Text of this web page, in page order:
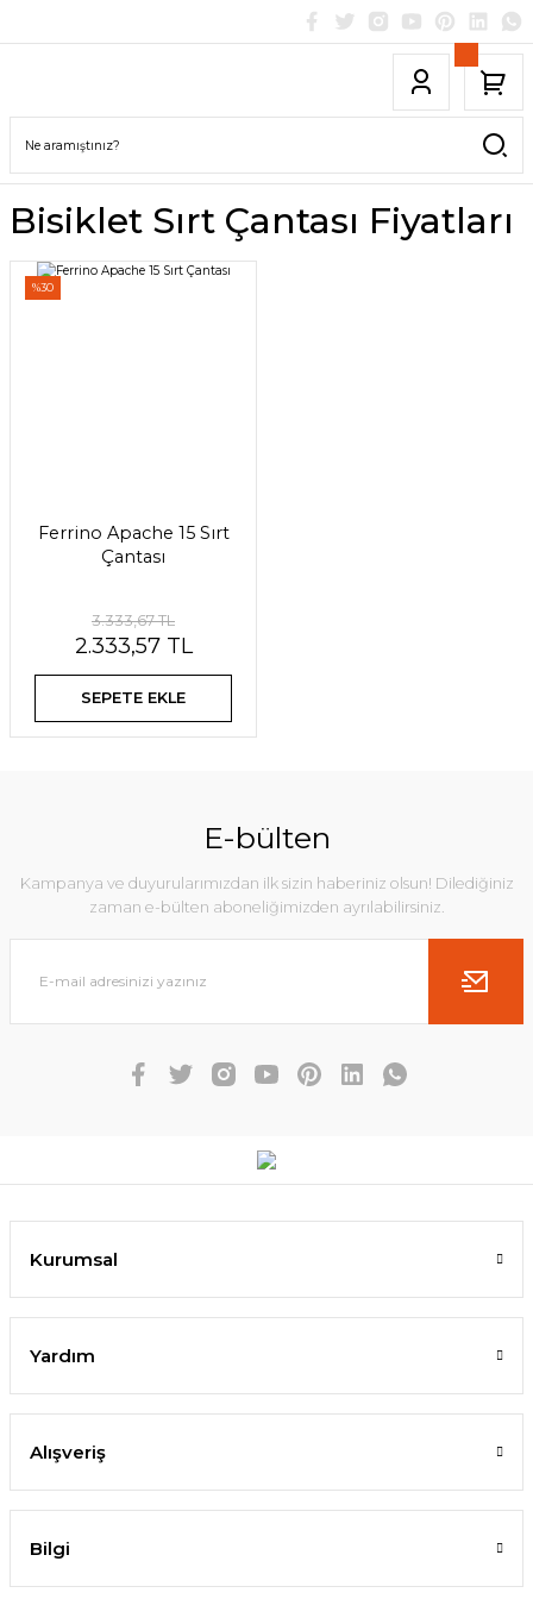
Bisiklet Sırt Çantası Fiyatları
%30
Ferrino Apache 15 Sırt
Çantası
3.333,67 TL
2.333,57 TL
SEPETE EKLE
E-bülten
Kampanya ve duyurularımızdan ilk sizin haberiniz olsun! Dilediğiniz
zaman e-bülten aboneliğimizden ayrılabilirsiniz.
Kurumsal
Yardım
Alışveriş
Bilgi